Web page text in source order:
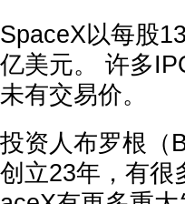
SpaceX以每股
亿美元。 许多
未有交易价。
投资人布罗根（
创立23年，有很